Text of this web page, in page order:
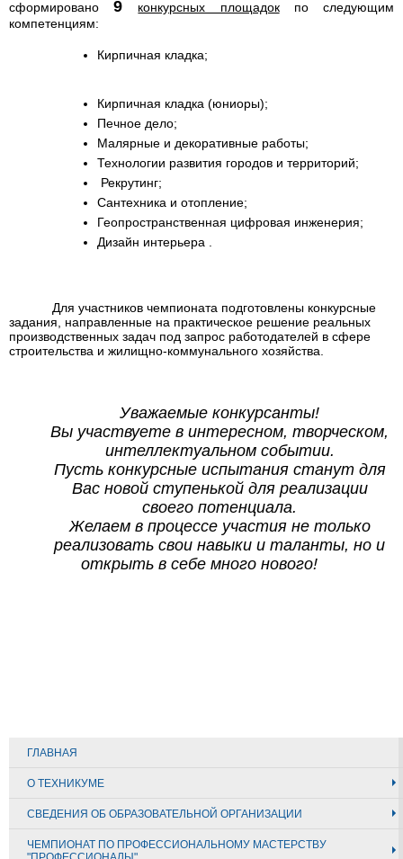
сформировано9 конкурсных площадокпо следующим
компетенциям:
Кирпичная кладка;
Кирпичная кладка (юниоры);
Печное дело;
Малярные и декоративные работы;
Технологии развития городов и территорий;
Рекрутинг;
Сантехника и отопление;
Геопространственная цифровая инженерия;
Дизайн интерьера .
Для участников чемпионата подготовлены конкурсные
задания, направленные на практическое решение реальных
производственных задач под запрос работодателей в сфере
строительства и жилищно-коммунального хозяйства.
Уважаемые конкурсанты!
​Вы участвуете в интересном, творческом,
интеллектуальном соб​​ытии.
Пусть конкурсные испытания станут для
Вас новой ступенькой для реализации
своего потенциала.
Желаем в процессе участия не только
реализовать свои навыки и таланты, но и
открыть в себе много нового!
ГЛАВНАЯ
О ТЕХНИКУМЕ
СВЕДЕНИЯ ОБ ОБРАЗОВАТЕЛЬНОЙ ОРГАНИЗАЦИИ
ЧЕМПИОНАТ ПО ПРОФЕССИОНАЛЬНОМУ МАСТЕРСТВУ